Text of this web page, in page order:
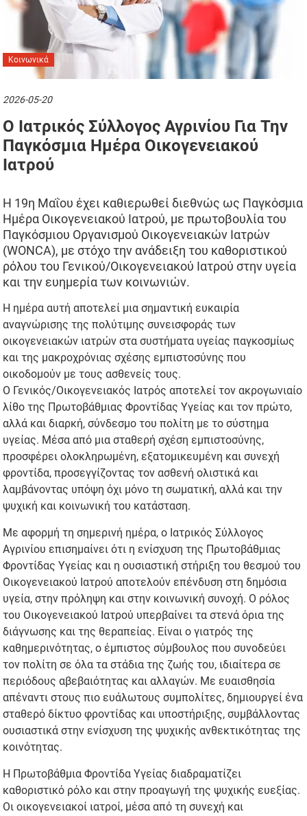
Κοινωνικά
2026-05-20
Ο Ιατρικός Σύλλογος Αγρινίου Για Την
Παγκόσμια Ημέρα Οικογενειακού
Iατρού
Η 19η Μαΐου έχει καθιερωθεί διεθνώς ως Παγκόσμια
Ημέρα Οικογενειακού Ιατρού, με πρωτοβουλία του
Παγκόσμιου Οργανισμού Οικογενειακών Ιατρών
(WONCA), με στόχο την ανάδειξη του καθοριστικού
ρόλου του Γενικού/Οικογενειακού Ιατρού στην υγεία
και την ευημερία των κοινωνιών.
Η ημέρα αυτή αποτελεί μια σημαντική ευκαιρία
αναγνώρισης της πολύτιμης συνεισφοράς των
οικογενειακών ιατρών στα συστήματα υγείας παγκοσμίως
και της μακροχρόνιας σχέσης εμπιστοσύνης που
οικοδομούν με τους ασθενείς τους.
Ο Γενικός/Οικογενειακός Ιατρός αποτελεί τον ακρογωνιαίο
λίθο της Πρωτοβάθμιας Φροντίδας Υγείας και τον πρώτο,
αλλά και διαρκή, σύνδεσμο του πολίτη με το σύστημα
υγείας. Μέσα από μια σταθερή σχέση εμπιστοσύνης,
προσφέρει ολοκληρωμένη, εξατομικευμένη και συνεχή
φροντίδα, προσεγγίζοντας τον ασθενή ολιστικά και
λαμβάνοντας υπόψη όχι μόνο τη σωματική, αλλά και την
ψυχική και κοινωνική του κατάσταση.
Με αφορμή τη σημερινή ημέρα, ο Ιατρικός Σύλλογος
Αγρινίου επισημαίνει ότι η ενίσχυση της Πρωτοβάθμιας
Φροντίδας Υγείας και η ουσιαστική στήριξη του θεσμού του
Οικογενειακού Ιατρού αποτελούν επένδυση στη δημόσια
υγεία, στην πρόληψη και στην κοινωνική συνοχή. Ο ρόλος
του Οικογενειακού Ιατρού υπερβαίνει τα στενά όρια της
διάγνωσης και της θεραπείας. Είναι ο γιατρός της
καθημερινότητας, ο έμπιστος σύμβουλος που συνοδεύει
τον πολίτη σε όλα τα στάδια της ζωής του, ιδιαίτερα σε
περιόδους αβεβαιότητας και αλλαγών. Με ευαισθησία
απέναντι στους πιο ευάλωτους συμπολίτες, δημιουργεί ένα
σταθερό δίκτυο φροντίδας και υποστήριξης, συμβάλλοντας
ουσιαστικά στην ενίσχυση της ψυχικής ανθεκτικότητας της
κοινότητας.
Η Πρωτοβάθμια Φροντίδα Υγείας διαδραματίζει
καθοριστικό ρόλο και στην προαγωγή της ψυχικής ευεξίας.
Οι οικογενειακοί ιατροί, μέσα από τη συνεχή και